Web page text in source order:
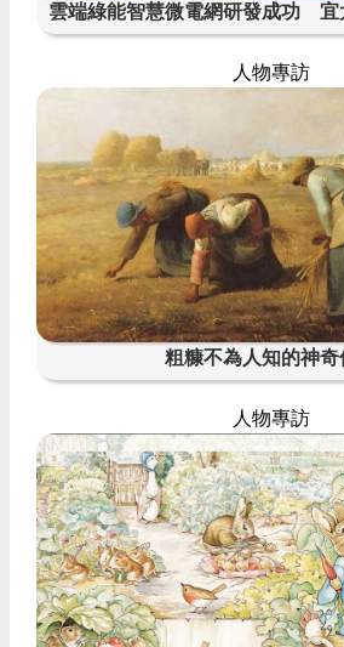
雲端綠能智慧微電網研發成功 宜
人物專訪
粗糠不為人知的神奇
人物專訪